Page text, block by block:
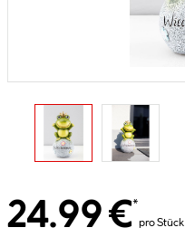
24.99 €*
pro Stück